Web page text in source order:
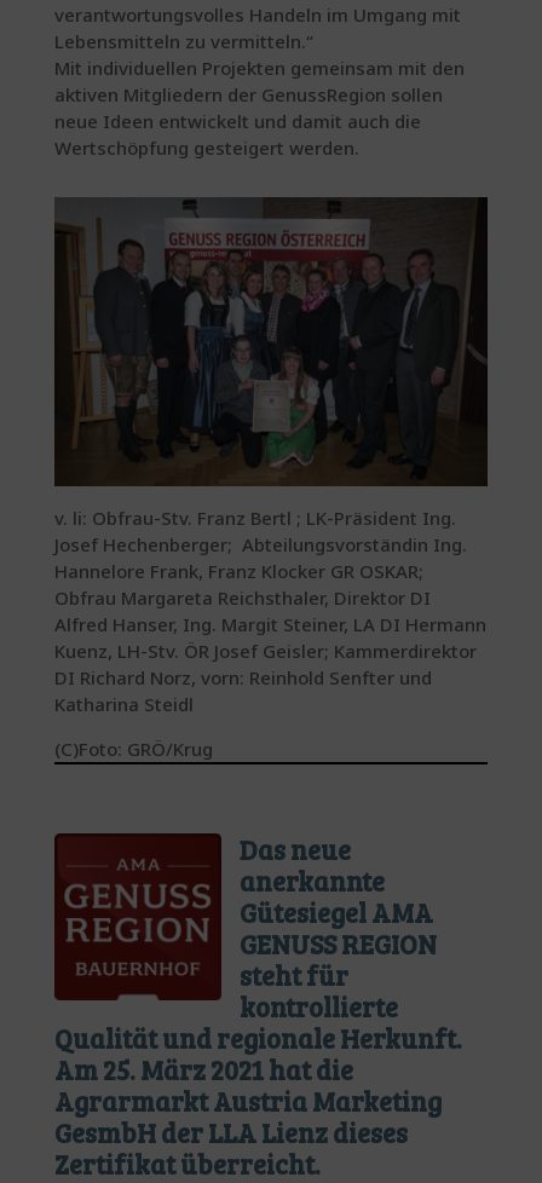
verantwortungsvolles Handeln im Umgang mit
Lebensmitteln zu vermitteln.“
Mit individuellen Projekten gemeinsam mit den
aktiven Mitgliedern der GenussRegion sollen
neue Ideen entwickelt und damit auch die
Wertschöpfung gesteigert werden.
v. li: Obfrau-Stv. Franz Bertl ; LK-Präsident Ing.
Josef Hechenberger; Abteilungsvorständin Ing.
Hannelore Frank, Franz Klocker GR OSKAR;
Obfrau Margareta Reichsthaler, Direktor DI
Alfred Hanser, Ing. Margit Steiner, LA DI Hermann
Kuenz, LH-Stv. ÖR Josef Geisler; Kammerdirektor
DI Richard Norz, vorn: Reinhold Senfter und
Katharina Steidl
(C)Foto: GRÖ/Krug
Das neue
anerkannte
Gütesiegel AMA
GENUSS REGION
steht für
kontrollierte
Qualität und regionale Herkunft.
Am 25. März 2021 hat die
Agrarmarkt Austria Marketing
GesmbH der LLA Lienz dieses
Zertifikat überreicht.